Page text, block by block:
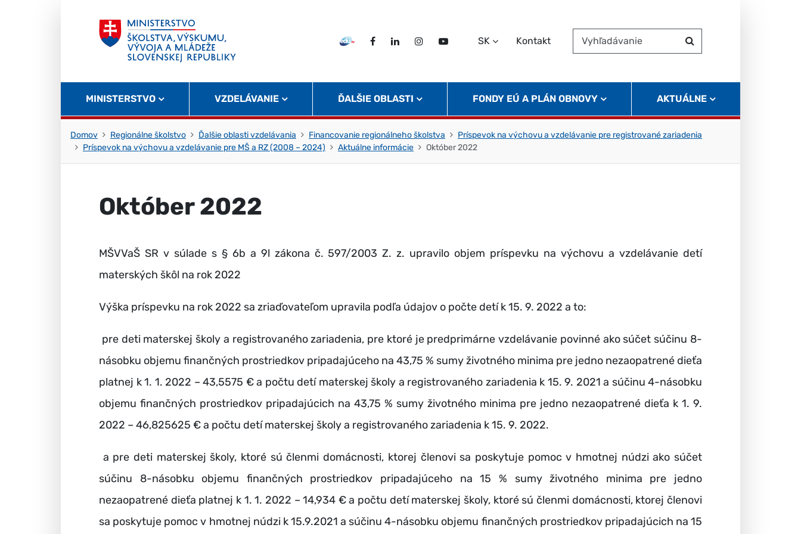
EDU TVFacebookLinkedInInstagram
Twitter
SK Kontakt
Vyhľadávanie
Hľadať
MINISTERSTVO VZDELÁVANIE ĎALŠIE OBLASTI FONDY EÚ A PLÁN OBNOVY AKTUÁLNE
Domov Regionálne školstvo Ďalšie oblasti vzdelávania Financovanie regionálneho školstva
Príspevok na výchovu a vzdelávanie pre registrované zariadenia
Príspevok na výchovu a vzdelávanie pre MŠ a RZ (2008 – 2024)
Aktuálne informácie Október 2022
Október 2022
MŠVVaŠ SR v súlade s § 6b a 9l zákona č. 597/2003 Z. z. upravilo objem príspevku na výchovu a vzdelávanie detí
materských škôl na rok 2022
Výška príspevku na rok 2022 sa zriaďovateľom upravila podľa údajov o počte detí k 15. 9. 2022 a to:
pre deti materskej školy a registrovaného zariadenia, pre ktoré je predprimárne vzdelávanie povinné ako súčet súčinu 8-
násobku objemu finančných prostriedkov pripadajúceho na 43,75 % sumy životného minima pre jedno nezaopatrené dieťa
platnej k 1. 1. 2022 – 43,5575 € a počtu detí materskej školy a registrovaného zariadenia k 15. 9. 2021 a súčinu 4-násobku
objemu finančných prostriedkov pripadajúcich na 43,75 % sumy životného minima pre jedno nezaopatrené dieťa k 1. 9.
2022 – 46,825625 € a počtu detí materskej školy a registrovaného zariadenia k 15. 9. 2022.
a pre deti materskej školy, ktoré sú členmi domácnosti, ktorej členovi sa poskytuje pomoc v hmotnej núdzi ako súčet
súčinu 8-násobku objemu finančných prostriedkov pripadajúceho na 15 % sumy životného minima pre jedno
nezaopatrené dieťa platnej k 1. 1. 2022 – 14,934 € a počtu detí materskej školy, ktoré sú členmi domácnosti, ktorej členovi
sa poskytuje pomoc v hmotnej núdzi k 15.9.2021 a súčinu 4-násobku objemu finančných prostriedkov pripadajúcich na 15